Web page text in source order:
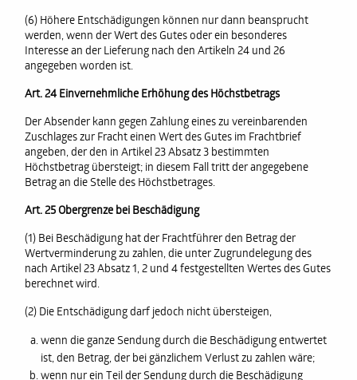
(6) Höhere Entschädigungen können nur dann beansprucht
werden, wenn der Wert des Gutes oder ein besonderes
Interesse an der Lieferung nach den Artikeln 24 und 26
angegeben worden ist.
Art. 24 Einvernehmliche Erhöhung des Höchstbetrags
Der Absender kann gegen Zahlung eines zu vereinbarenden
Zuschlages zur Fracht einen Wert des Gutes im Frachtbrief
angeben, der den in Artikel 23 Absatz 3 bestimmten
Höchstbetrag übersteigt; in diesem Fall tritt der angegebene
Betrag an die Stelle des Höchstbetrages.
Art. 25 Obergrenze bei Beschädigung
(1) Bei Beschädigung hat der Frachtführer den Betrag der
Wertverminderung zu zahlen, die unter Zugrundelegung des
nach Artikel 23 Absatz 1, 2 und 4 festgestellten Wertes des Gutes
berechnet wird.
(2) Die Entschädigung darf jedoch nicht übersteigen,
wenn die ganze Sendung durch die Beschädigung entwertet
ist, den Betrag, der bei gänzlichem Verlust zu zahlen wäre;
wenn nur ein Teil der Sendung durch die Beschädigung